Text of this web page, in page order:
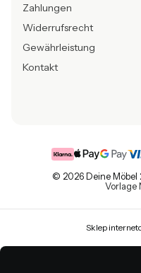
Zahlungen
Widerrufsrecht
Gewährleistung
Kontakt
© 2026 Deine Möbel
Vorlage
Sklep